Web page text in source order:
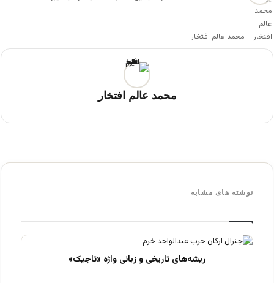
محمد عالم افتخار
محمد عالم افتخار
نوشته های مشابه